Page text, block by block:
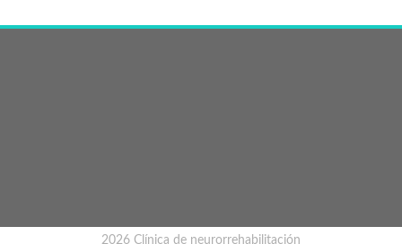
2026 Clínica de neurorrehabilitación